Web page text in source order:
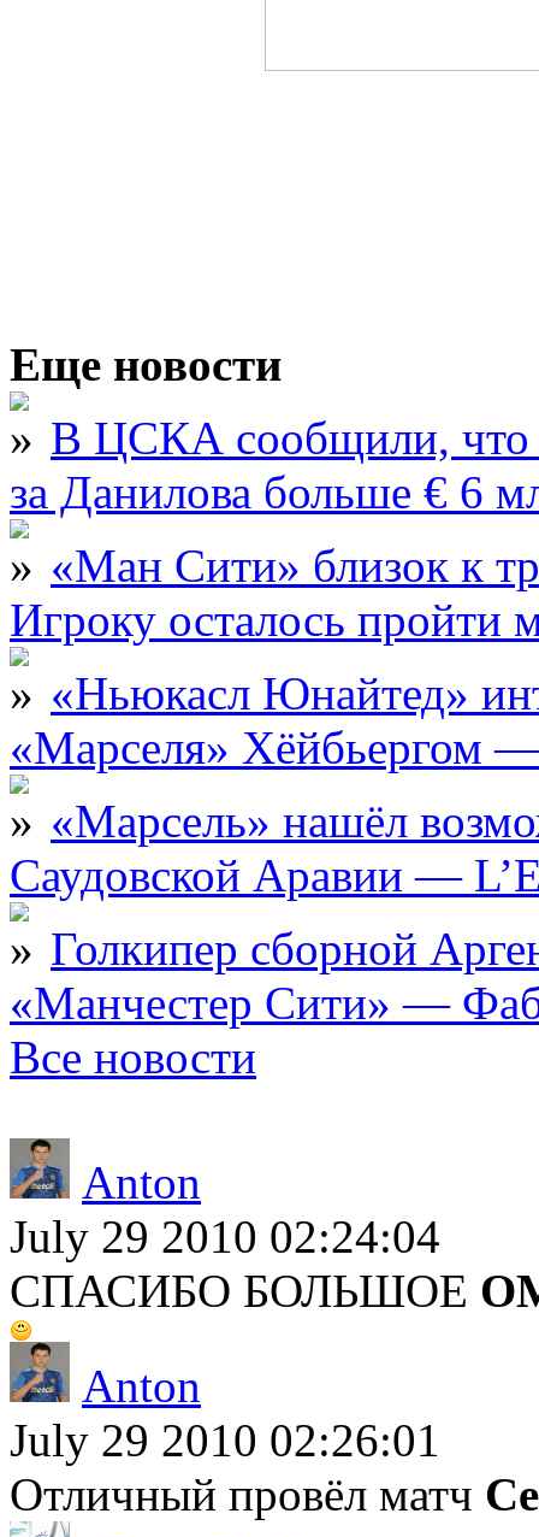
Еще новости
В ЦСКА сообщили, что
за Данилова больше € 6
«Ман Сити» близок к
Игроку осталось
«Ньюкасл Юнайтед»
«Марселя» Хёйбьергом
«Марсель» нашёл
Саудовской Аравии —
Голкипер сборной
«Манчестер Сити» —
Все новости
Anton
July 29 2010 02:24:04
СПАСИБО БОЛЬШОЕ
Anton
July 29 2010 02:26:01
Отличный провёл матч